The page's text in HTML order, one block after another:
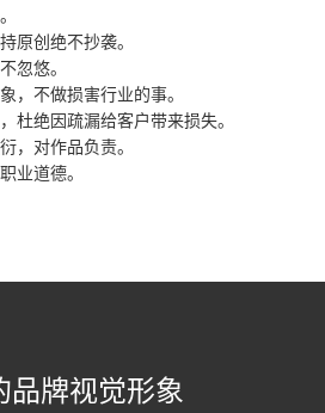
原创绝不抄袭。
忽悠。
，不做损害行业的事。
杜绝因疏漏给客户带来损失。
，对作品负责。
业道德。
品牌视觉形象